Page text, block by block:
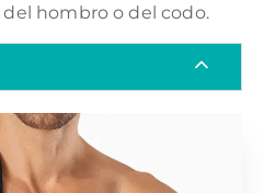
hombro o del codo.